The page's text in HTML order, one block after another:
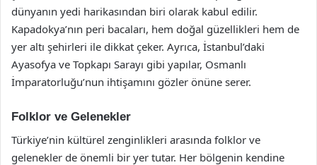
dünyanın yedi harikasından biri olarak kabul edilir.
Kapadokya’nın peri bacaları, hem doğal güzellikleri hem de
yer altı şehirleri ile dikkat çeker. Ayrıca, İstanbul’daki
Ayasofya ve Topkapı Sarayı gibi yapılar, Osmanlı
İmparatorluğu’nun ihtişamını gözler önüne serer.
Folklor ve Gelenekler
Türkiye’nin kültürel zenginlikleri arasında folklor ve
gelenekler de önemli bir yer tutar. Her bölgenin kendine